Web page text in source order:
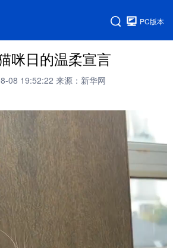
PC版本
咪日的温柔宣言
08 19:52:22 来源：新华网